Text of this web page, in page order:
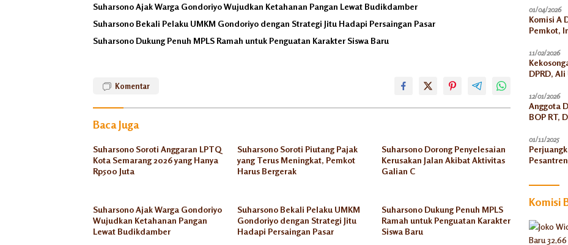
Suharsono Ajak Warga Gondoriyo Wujudkan Ketahanan Pangan Lewat Budikdamber
Suharsono Bekali Pelaku UMKM Gondoriyo dengan Strategi Jitu Hadapi Persaingan Pasar
Suharsono Dukung Penuh MPLS Ramah untuk Penguatan Karakter Siswa Baru
Komentar
Baca Juga
Suharsono Soroti Anggaran LPTQ
Kota Semarang 2026 yang Hanya
Rp500 Juta
Suharsono Soroti Piutang Pajak
yang Terus Meningkat, Pemkot
Harus Bergerak
Suharsono Dorong Penyelesaian
Kerusakan Jalan Akibat Aktivitas
Galian C
Suharsono Ajak Warga Gondoriyo
Wujudkan Ketahanan Pangan
Lewat Budikdamber
Suharsono Bekali Pelaku UMKM
Gondoriyo dengan Strategi Jitu
Hadapi Persaingan Pasar
Suharsono Dukung Penuh MPLS
Ramah untuk Penguatan Karakter
Siswa Baru
01/04/2026
Komisi A
Pemkot,
11/02/2026
DPRD,
12/01/2026
Anggota
BOP RT,
01/11/2025
Komisi